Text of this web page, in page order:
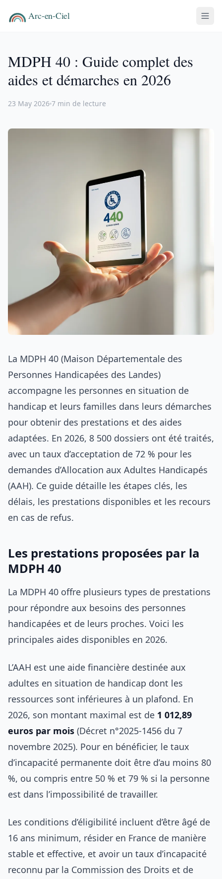
MDPH 40 : Guide complet des
aides et démarches en 2026
23 May 2026 7 min de lecture
La MDPH 40 (Maison Départementale des
Personnes Handicapées des Landes)
accompagne les personnes en situation de
handicap et leurs familles dans leurs démarches
pour obtenir des prestations et des aides
adaptées. En 2026, 8 500 dossiers ont été traités,
avec un taux d’acceptation de 72 % pour les
demandes d’Allocation aux Adultes Handicapés
(AAH). Ce guide détaille les étapes clés, les
délais, les prestations disponibles et les recours
en cas de refus.
Les prestations proposées par la
MDPH 40
La MDPH 40 offre plusieurs types de prestations
pour répondre aux besoins des personnes
handicapées et de leurs proches. Voici les
principales aides disponibles en 2026.
L’AAH est une aide financière destinée aux
adultes en situation de handicap dont les
ressources sont inférieures à un plafond. En
2026, son montant maximal est de 1 012,89
euros par mois (Décret n°2025-1456 du 7
novembre 2025). Pour en bénéficier, le taux
d’incapacité permanente doit être d’au moins 80
%, ou compris entre 50 % et 79 % si la personne
est dans l’impossibilité de travailler.
Les conditions d’éligibilité incluent d’être âgé de
16 ans minimum, résider en France de manière
stable et effective, et avoir un taux d’incapacité
reconnu par la Commission des Droits et de